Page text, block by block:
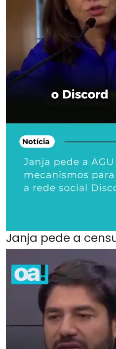
Janja pede a